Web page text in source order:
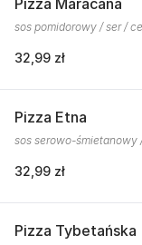
Pizza Maracana
sos pomidorowy / ser /
32,99 zł
Pizza Etna
sos serowo-śmietanowy
32,99 zł
Pizza Tybetańska